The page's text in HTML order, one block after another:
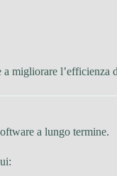
migliorare l’efficienza
a lungo termine.